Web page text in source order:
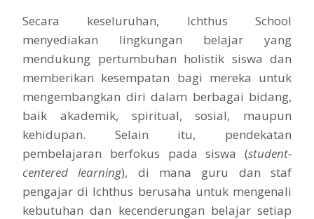
Secara keseluruhan, Ichthus School
menyediakan lingkungan belajar yang
mendukung pertumbuhan holistik siswa dan
memberikan kesempatan bagi mereka untuk
mengembangkan diri dalam berbagai bidang,
baik akademik, spiritual, sosial, maupun
kehidupan. Selain itu, pendekatan
pembelajaran berfokus pada siswa (student-
centered learning), di mana guru dan staf
pengajar di Ichthus berusaha untuk mengenali
kebutuhan dan kecenderungan belajar setiap